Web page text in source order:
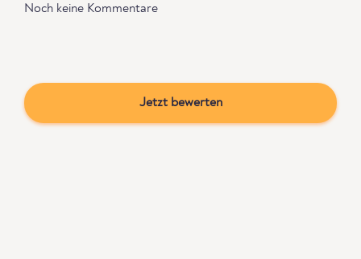
Noch keine Kommentare
Jetzt bewerten